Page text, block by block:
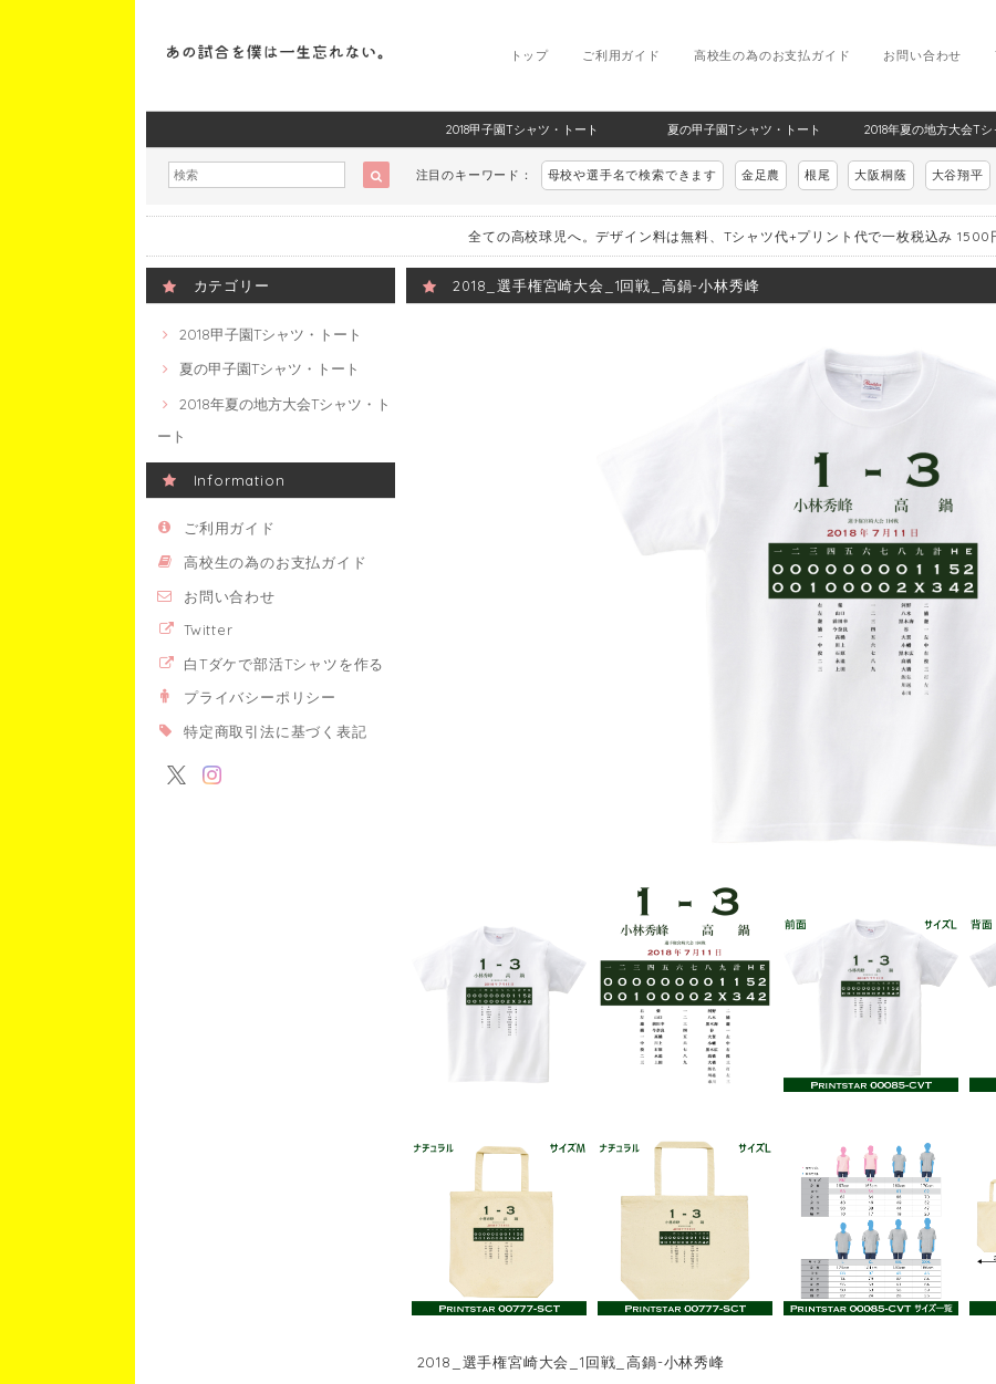
お問い合わせ
高校生の為のお支払ガイド
ご利用ガイド
トップ
2018甲子園Tシャツ・トート 夏の甲子園Tシャツ・トート 2018年夏の地方大会T
注目のキーワード： 母校や選手名で検索できます 金足農 根尾 大阪桐蔭 大谷翔平
全ての高校球児へ。デザイン料は無料、Tシャツ代+プリント代で一枚税込み 1500
カテゴリー
2018甲子園Tシャツ・トート
夏の甲子園Tシャツ・トート
2018年夏の地方大会Tシャツ・ト
ート
Information
ご利用ガイド
高校生の為のお支払ガイド
お問い合わせ
Twitter
白Tダケで部活Tシャツを作る
プライバシーポリシー
特定商取引法に基づく表記
2018_選手権宮崎大会_1回戦_高鍋-小林秀峰
2018_選手権宮崎大会_1回戦_高鍋-小林秀峰